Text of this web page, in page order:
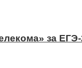
за